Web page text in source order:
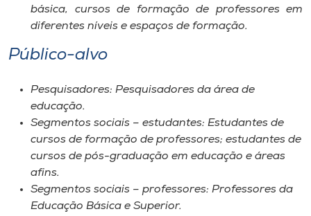
básica, cursos de formação de professores em
diferentes níveis e espaços de formação.
Público-alvo
Pesquisadores: Pesquisadores da área de
educação.
Segmentos sociais – estudantes: Estudantes de
cursos de formação de professores; estudantes de
cursos de pós-graduação em educação e áreas
afins.
Segmentos sociais – professores: Professores da
Educação Básica e Superior.